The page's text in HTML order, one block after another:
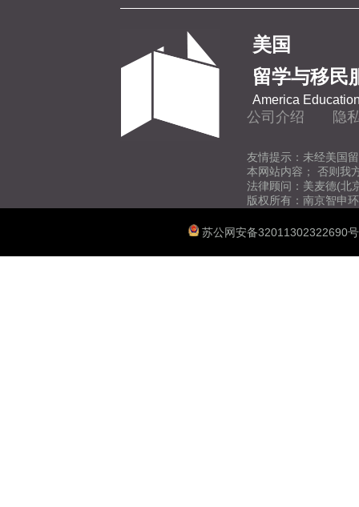
美国
留学与移民
America
公司介绍 隐
友情提示：未经美国
本网站内容； 否则我
法律顾问：美麦德(北
版权所有：南京智申
苏公网安备32011302322690号